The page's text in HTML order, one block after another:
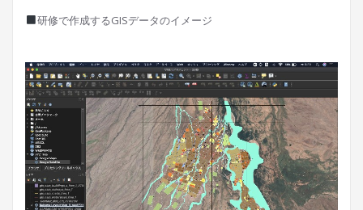
研修で作成するGISデータのイメージ